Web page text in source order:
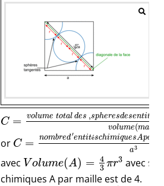
C = volume total des ,spheresdesentit
volume(mai
or C = nombred′entitéschimiquesApa
a3
avec V olume(A) = 4
3 πr3 avecr
chimiques A par maille est de 4.